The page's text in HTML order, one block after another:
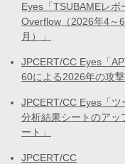
Eyes「TSUBAMEレポ
Overflow（2026年4～6
月）」
JPCERT/CC Eyes「
60による2026年の攻撃
JPCERT/CC Eyes「ツ
分析結果シートのアッ
ート」
JPCERT/CC